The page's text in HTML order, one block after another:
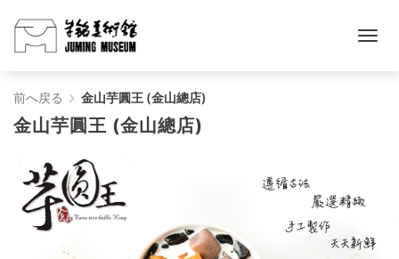
金
山
芋
圓
前へ戻る 金山芋圓王 (金山總店)
金山芋圓王 (金山總店)